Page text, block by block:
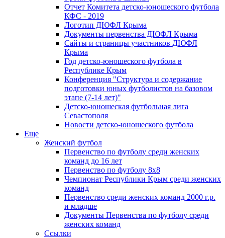
Отчет Комитета детско-юношеского футбола
КФС - 2019
Логотип ДЮФЛ Крыма
Документы первенства ДЮФЛ Крыма
Сайты и страницы участников ДЮФЛ
Крыма
Год детско-юношеского футбола в
Республике Крым
Конференция "Структура и содержание
подготовки юных футболистов на базовом
этапе (7-14 лет)"
Детско-юношеская футбольная лига
Севастополя
Новости детско-юношеского футбола
Еще
Женский футбол
Первенство по футболу среди женских
команд до 16 лет
Первенство по футболу 8х8
Чемпионат Республики Крым среди женских
команд
Первенство среди женских команд 2000 г.р.
и младше
Документы Первенства по футболу среди
женских команд
Ссылки